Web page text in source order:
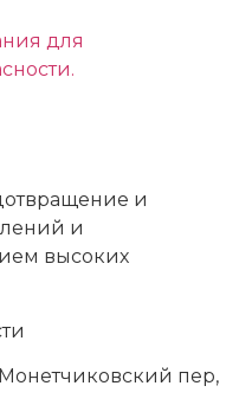
для
и
и
высоких
пер,